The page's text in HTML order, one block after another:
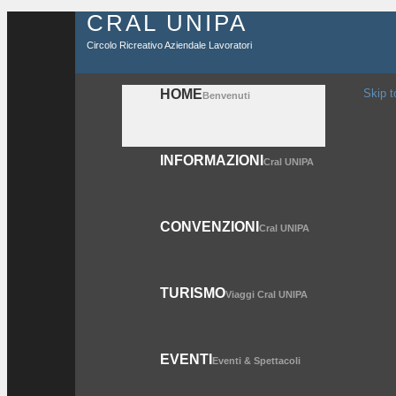
CRAL UNIPA
Circolo Ricreativo Aziendale Lavoratori
HOMEBenvenuti
INFORMAZIONICral UNIPA
CONVENZIONICral UNIPA
TURISMOViaggi Cral UNIPA
EVENTIEventi & Spettacoli
Skip